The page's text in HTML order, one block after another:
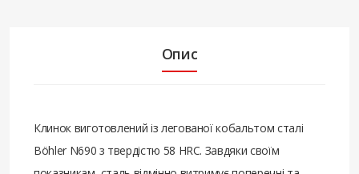
Опис
Клинок виготовлений із легованої кобальтом сталі
Böhler N690 з твердістю 58 HRC. Завдяки своїм